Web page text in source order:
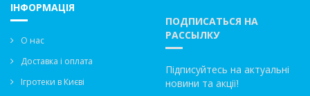
ІНФОРМАЦІЯ
О нас
Доставка і оплата
Ігротеки в Києві
ПОДПИСАТЬСЯ НА
РАССЫЛКУ
Підписуйтесь на актуальні
новини та акції!